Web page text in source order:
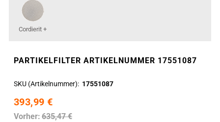
Cordierit +
PARTIKELFILTER ARTIKELNUMMER 17551087
SKU (Artikelnummer) 17551087
393,99 €
Vorher: 635,47 €